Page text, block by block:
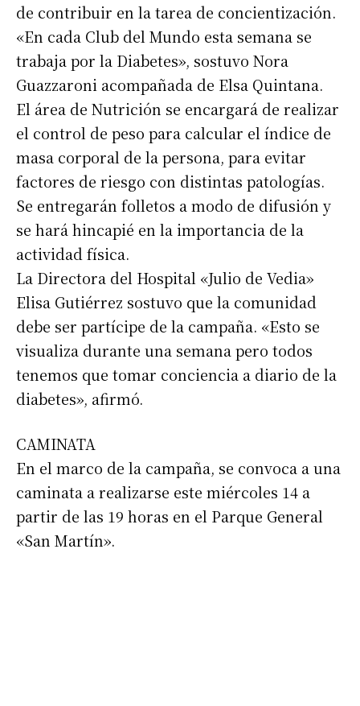
de contribuir en la tarea de concientización.
«En cada Club del Mundo esta semana se
trabaja por la Diabetes», sostuvo Nora
Guazzaroni acompañada de Elsa Quintana.
El área de Nutrición se encargará de realizar
el control de peso para calcular el índice de
masa corporal de la persona, para evitar
factores de riesgo con distintas patologías.
Se entregarán folletos a modo de difusión y
se hará hincapié en la importancia de la
actividad física.
La Directora del Hospital «Julio de Vedia»
Elisa Gutiérrez sostuvo que la comunidad
debe ser partícipe de la campaña. «Esto se
visualiza durante una semana pero todos
tenemos que tomar conciencia a diario de la
diabetes», afirmó.
CAMINATA
En el marco de la campaña, se convoca a una
caminata a realizarse este miércoles 14 a
partir de las 19 horas en el Parque General
«San Martín».